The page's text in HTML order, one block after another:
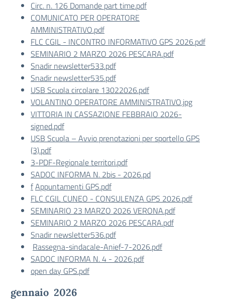
Circ. n. 126 Domande part time.pdf
COMUNICATO PER OPERATORE
AMMINISTRATIVO.pdf
FLC CGIL - INCONTRO INFORMATIVO GPS 2026.pdf
SEMINARIO 2 MARZO 2026 PESCARA.pdf
Snadir newsletter533.pdf
Snadir newsletter535.pdf
USB Scuola circolare 13022026.pdf
VOLANTINO OPERATORE AMMINISTRATIVO.jpg
VITTORIA IN CASSAZIONE FEBBRAIO 2026-
signed.pdf
USB Scuola – Avvio prenotazioni per sportello GPS
(3).pdf
3-PDF-Regionale territori.pdf
SADOC INFORMA N. 2bis - 2026.pd
fAppuntamenti GPS.pdf
FLC CGIL CUNEO - CONSULENZA GPS 2026.pdf
SEMINARIO 23 MARZO 2026 VERONA.pdf
SEMINARIO 2 MARZO 2026 PESCARA.pdf
Snadir newsletter536.pdf
Rassegna-sindacale-Anief-7-2026.pdf
SADOC INFORMA N. 4 - 2026.pdf
open day GPS.pdf
gennaio 2026